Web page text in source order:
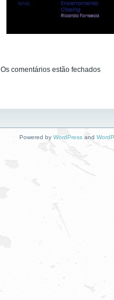
Os comentários estão fechados
Powered by WordPressand